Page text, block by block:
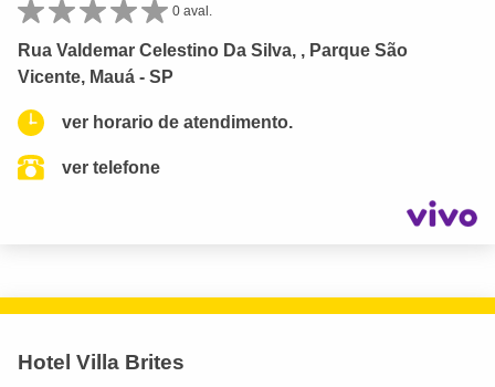
0 aval.
Rua Valdemar Celestino Da Silva, , Parque São
Vicente, Mauá - SP
ver horario de atendimento.
ver telefone
Hotel Villa Brites